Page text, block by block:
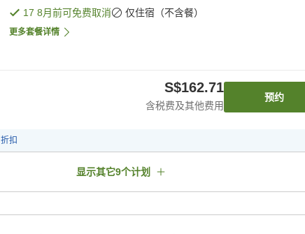
17 8月前可免费取消 仅住宿（不含餐）
更多套餐详情
S$162.71
含税费及其他费用
预约
折扣
显示其它9个计划